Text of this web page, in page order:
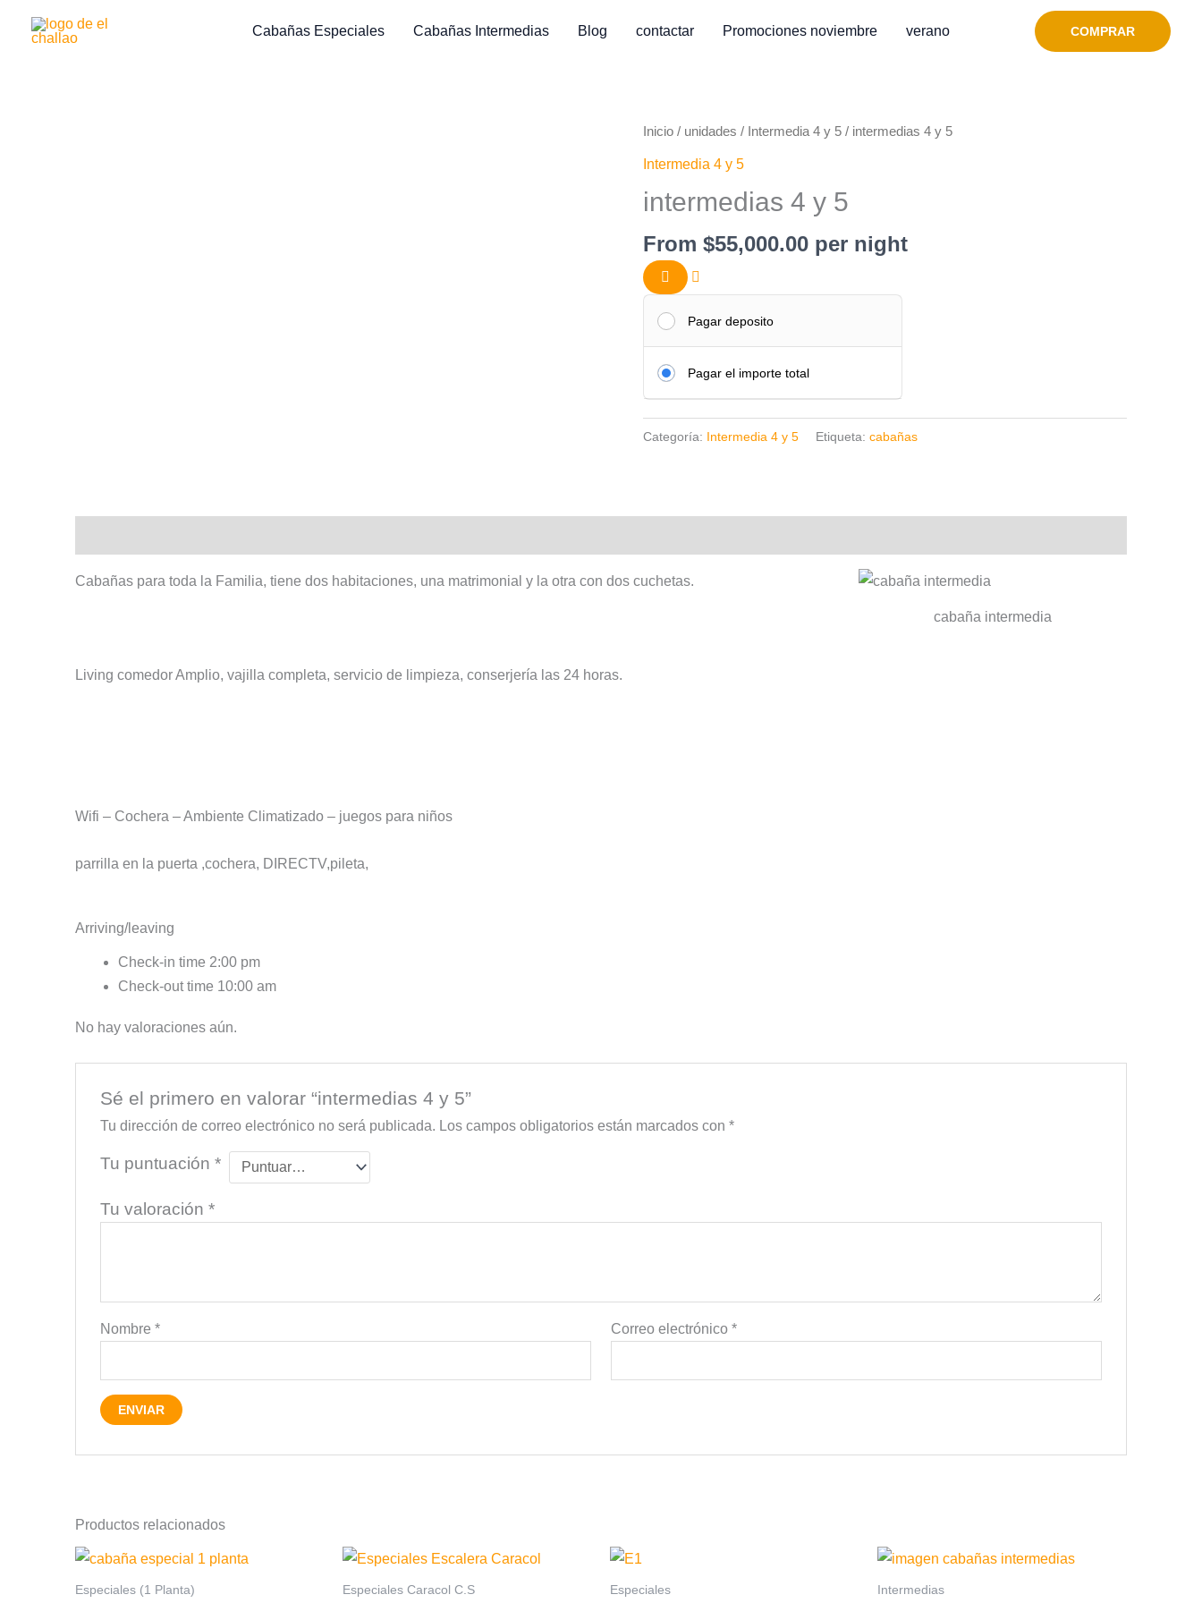
Cabañas Especiales Cabañas Intermedias Blog contactar Promociones noviembre verano COMPRAR
Inicio / unidades / Intermedia 4 y 5 / intermedias 4 y 5
Intermedia 4 y 5
intermedias 4 y 5
From$55,000.00 per night
Pagar deposito
Pagar el importe total
Categoría: Intermedia 4 y 5 Etiqueta:cabañas
cabaña intermedia
Cabañas para toda la Familia, tiene dos habitaciones, una matrimonial y la otra con dos cuchetas.
Living comedor Amplio, vajilla completa, servicio de limpieza, conserjería las 24 horas.
Wifi – Cochera – Ambiente Climatizado – juegos para niños
parrilla en la puerta ,cochera, DIRECTV,pileta,
Arriving/leaving
Check-in time 2:00 pm
Check-out time 10:00 am
No hay valoraciones aún.
Sé el primero en valorar “intermedias 4 y 5”
Tu dirección de correo electrónico no será publicada. Los campos obligatorios están marcados con *
Tu puntuación *
Tu valoración *
Nombre * Correo electrónico*
Productos relacionados
Especiales (1 Planta) Especiales Caracol C.S Especiales Intermedias